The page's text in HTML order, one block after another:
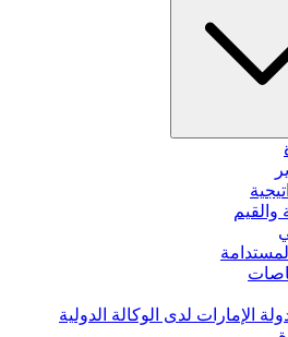
والقيم
الإمارات لدى الوكالة الدولية